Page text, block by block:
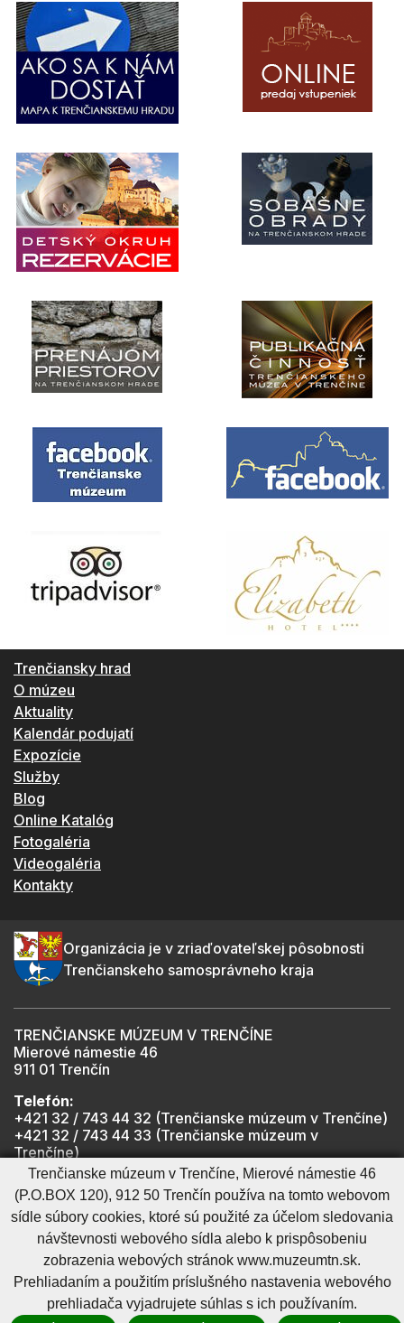
Trenčiansky hrad
O múzeu
Aktuality
Kalendár podujatí
Expozície
Služby
Blog
Online Katalóg
Fotogaléria
Videogaléria
Kontakty
Organizácia je v zriaďovateľskej pôsobnosti
Trenčianskeho samosprávneho kraja
TRENČIANSKE MÚZEUM V TRENČÍNE
Mierové námestie 46
911 01 Trenčín
Telefón:
+421 32 / 743 44 32 (Trenčianske múzeum v Trenčíne)
+421 32 / 743 44 33 (Trenčianske múzeum v
Trenčíne)
+421 901 918 825 (Trenčiansky hrad - informátor -
počas otváracích hodín hradu)
Mapa stránkyRSSCookies nastavenieOchrana osobných údajov
Cookies - viac informáciíVyhlásenie o prístupnosti
Technický prevádzkovateľSprávca obsahu
GenerujeCMS BUXUS
Trenčianske múzeum v Trenčíne, Mierové námestie 46
(P.O.BOX 120), 912 50 Trenčín používa na tomto webovom
sídle súbory cookies, ktoré sú použité za účelom sledovania
návštevnosti webového sídla alebo k prispôsobeniu
zobrazenia webových stránok www.muzeumtn.sk.
Prehliadaním a použitím príslušného nastavenia webového
prehliadača vyjadrujete súhlas s ich používaním.